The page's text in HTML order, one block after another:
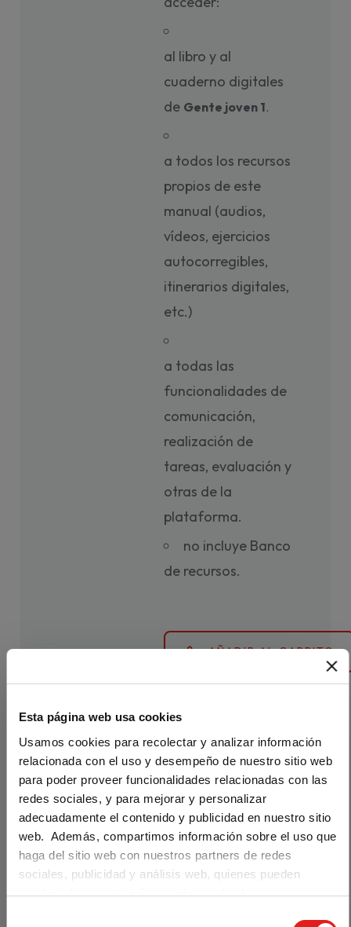
Esta página web usa cookies
Usamos cookies para recolectar y analizar información
relacionada con el uso y desempeño de nuestro sitio web
para poder proveer funcionalidades relacionadas con las
redes sociales, y para mejorar y personalizar
adecuadamente el contenido y publicidad en nuestro sitio
web. Además, compartimos información sobre el uso que
haga del sitio web con nuestros partners de redes
sociales, publicidad y análisis web, quienes pueden
combinarla con otra información que les haya
al libro y al
cuaderno digitales
de Gente joven 1.
a todos los recursos
propios de este
manual (audios,
vídeos, ejercicios
autocorregibles,
itinerarios digitales,
etc.)
a todas las
funcionalidades de
comunicación,
realización de
tareas, evaluación y
otras de la
plataforma.
no incluye Banco
de recursos.
AÑADIR AL CARRITO
Valoraciones)
Reporteros
internacionale
Are you visiting us from the United
States?
Our materials are distributed by Klett World